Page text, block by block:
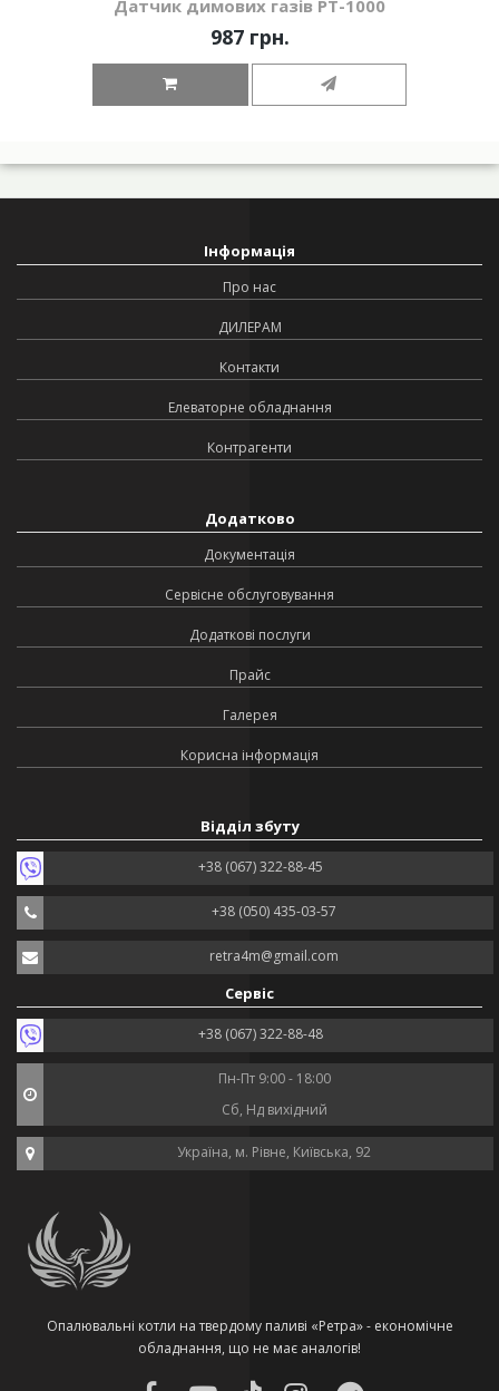
Датчик димових газів РТ-1000
987 грн.
Інформація
Про нас
ДИЛЕРАМ
Контакти
Елеваторне обладнання
Контрагенти
Додатково
Документація
Сервісне обслуговування
Додаткові послуги
Прайс
Галерея
Корисна інформація
Відділ збуту
+38 (067) 322-88-45
+38 (050) 435-03-57
retra4m@gmail.com
Сервіс
+38 (067) 322-88-48
Пн-Пт 9:00 - 18:00
Сб, Нд вихідний
Україна, м. Рівне, Київська, 92
Опалювальні котли на твердому паливі «Ретра» - економічне
обладнання, що не має аналогів!